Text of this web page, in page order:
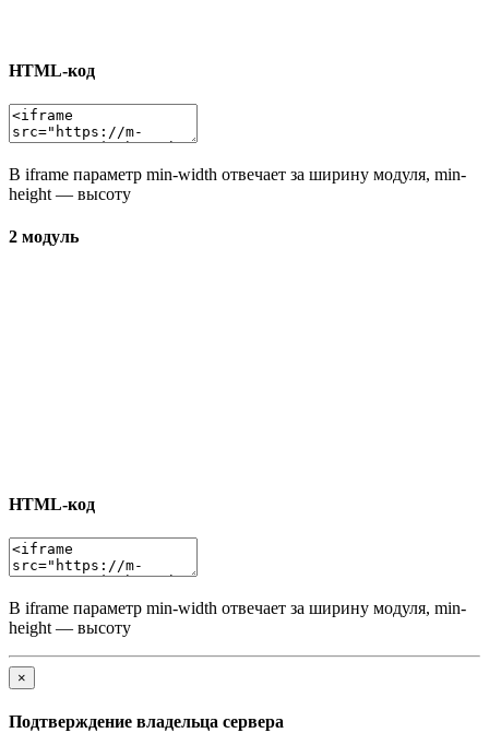
HTML-код
В iframe параметр min-width отвечает за ширину модуля, min-
height — высоту
2 модуль
HTML-код
В iframe параметр min-width отвечает за ширину модуля, min-
height — высоту
×
Подтверждение владельца сервера